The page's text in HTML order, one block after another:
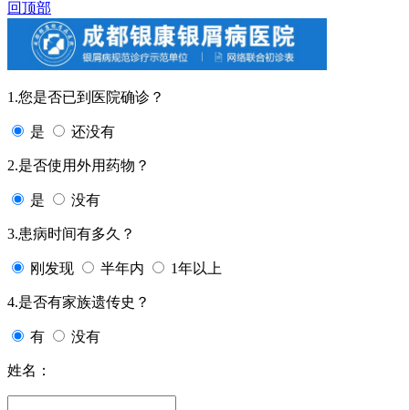
回顶部
1.您是否已到医院确诊？
是 还没有
2.是否使用外用药物？
是 没有
3.患病时间有多久？
刚发现 半年内 1年以上
4.是否有家族遗传史？
有 没有
姓名：